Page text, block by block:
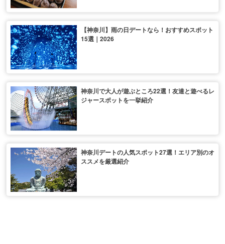
【神奈川】雨の日デートなら！おすすめスポット
15選｜2026
神奈川で大人が遊ぶところ22選！友達と遊べるレ
ジャースポットを一挙紹介
神奈川デートの人気スポット27選！エリア別のオ
ススメを厳選紹介